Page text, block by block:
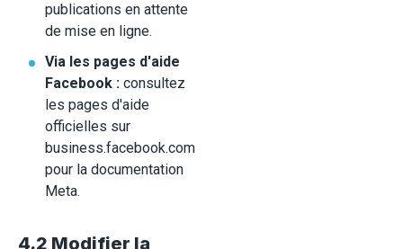
publications en attente
de mise en ligne.
Via les pages d'aide
Facebook : consultez
les pages d'aide
officielles sur
business.facebook.com
pour la documentation
Meta.
4.2 Modifier la